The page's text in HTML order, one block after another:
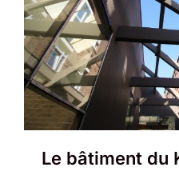
Le bâtiment du